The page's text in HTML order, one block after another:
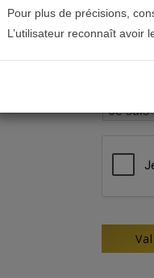
Pour plus de précisions,
L’utilisateur reconnaît avoir